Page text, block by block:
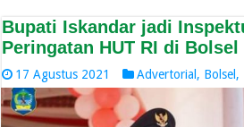
Bupati Iskandar jadi
Peringatan HUT RI di Bolsel
17 Agustus 2021 Advertorial , Bolsel ,